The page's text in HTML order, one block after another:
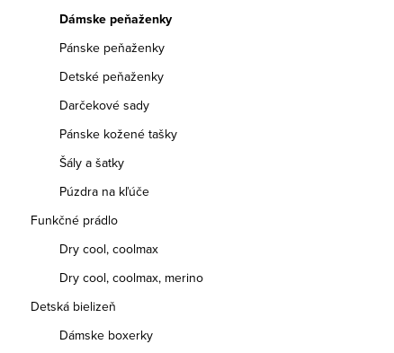
Dámske peňaženky
Pánske peňaženky
Detské peňaženky
Darčekové sady
Pánske kožené tašky
Šály a šatky
Púzdra na kľúče
Funkčné prádlo
Dry cool, coolmax
Dry cool, coolmax, merino
Detská bielizeň
Dámske boxerky